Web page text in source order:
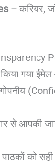
– करियर,
गया
से आपकी
पाठकों को